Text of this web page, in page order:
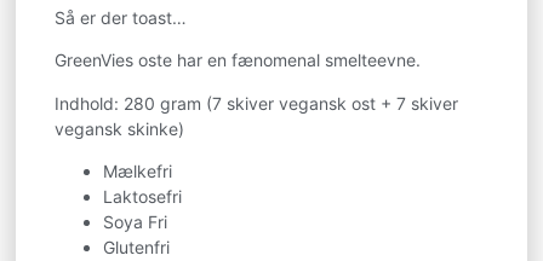
Så er der toast…
GreenVies oste har en fænomenal smelteevne.
Indhold: 280 gram (7 skiver vegansk ost + 7 skiver
vegansk skinke)
Mælkefri
Laktosefri
Soya Fri
Glutenfri